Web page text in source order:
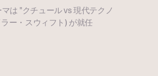
は "クチュール vs 現代テクノ
ー・スウィフト) が就任